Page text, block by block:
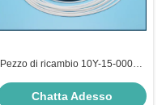
Pezzo di ricambio 10Y-15-00000
SHANTUI SD13
Chatta Adesso